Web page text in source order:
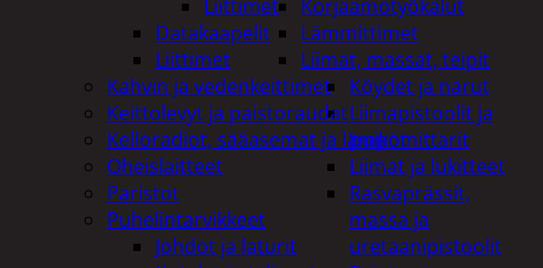
Korjaamotyökalut
Lämmittimet
Liimat, massat, teipit
Köydet ja narut
Liimapistoolit ja
puikot
Liimat ja lukitteet
Rasvaprässit,
massa ja
uretaanipistoolit
Liittimet
Datakaapelit
Liittimet
Kahvin ja vedenkeittimet
Keittolevyt ja paistoraudat
Kelloradiot, sääasemat ja lämpömittarit
Oheislaitteet
Paristot
Puhelintarvikkeet
Johdot ja laturit